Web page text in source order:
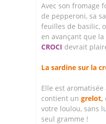
Avec son fromage
de pepperoni, sa
feuilles de basilic,
en avançant que la
CROCI devrait
La sardine sur la
Elle est aromatisée
contient un grelot,
votre loulou, sans
seul gramme !